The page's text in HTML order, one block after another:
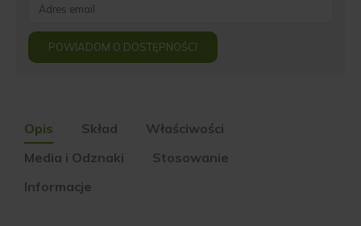
email
address
to
for
this
product
POWIADOM O DOSTĘPNOŚCI
Opis Skład
Właściwości
Media i Odznaki
Stosowanie
Informacje